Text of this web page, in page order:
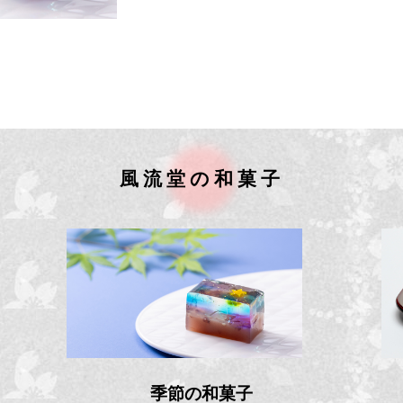
風流堂の和菓子
季節の和菓子